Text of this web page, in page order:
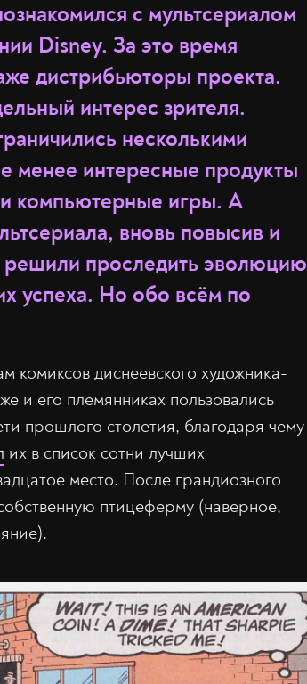
с мультсериалом
Disney. За это время
дистрибьюторы проекта.
интерес зрителя.
несколькими
менее интересные продукты
компьютерные игры. А
вновь повысив и
проследить эволюцию
успеха. Но обо всём по
комиксов диснеевского художника-
и его племянниках пользовались
прошлого столетия, благодаря чему
их в список сотни лучших
место. После грандиозного
птицеферму (наверное,